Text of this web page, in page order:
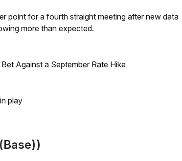
point for a fourth straight meeting after new data
more than expected.
Against a September Rate Hike
play